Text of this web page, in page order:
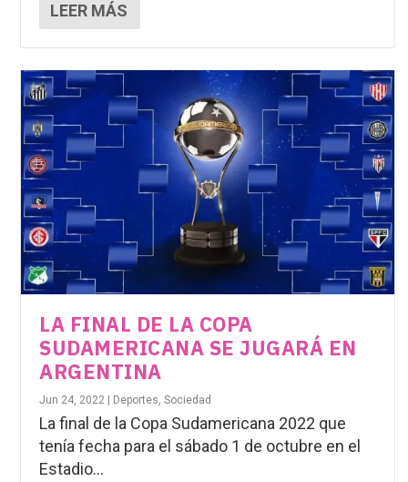
LEER MÁS
LA FINAL DE LA COPA
SUDAMERICANA SE JUGARÁ EN
ARGENTINA
Jun 24, 2022 | Deportes ,Sociedad
La final de la Copa Sudamericana 2022 que
tenía fecha para el sábado 1 de octubre en el
Estadio...